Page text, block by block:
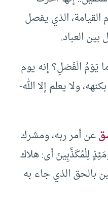
الذي يفصل
بين العباد.
يَوْمُ الْفَصْلِ؟ إنه يوم
ولا يعلم إلا الله-
عن أمر ربه، ومشرك
لِلْمُكَذِّبِينَ أى: هلاك
بالحق الذي جاء به